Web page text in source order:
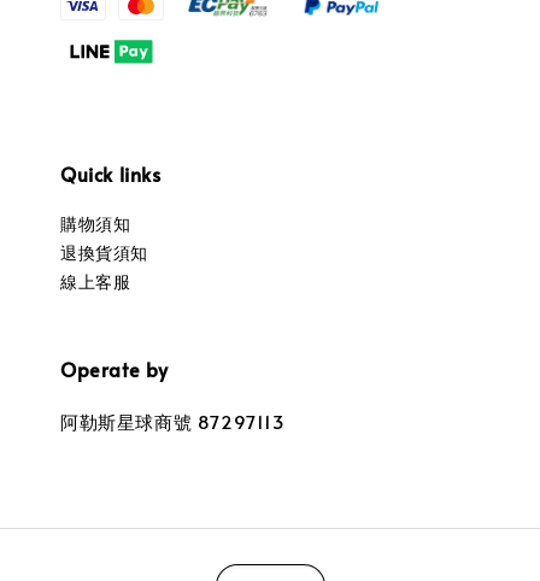
Quick links
購物須知
退換貨須知
線上客服
Operate by
阿勒斯星球商號 87297113